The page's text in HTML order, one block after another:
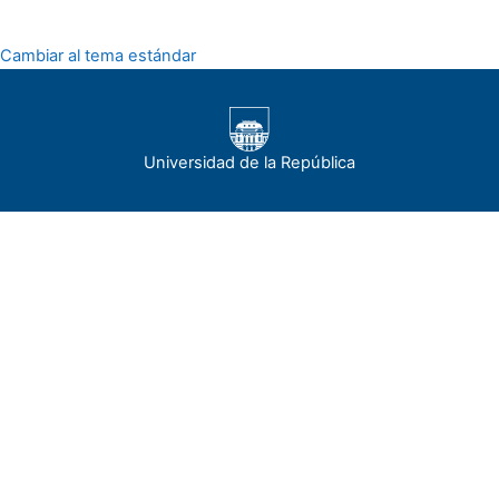
Cambiar al tema estándar
Universidad de la República